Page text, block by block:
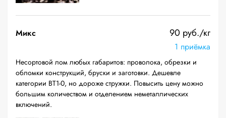
Микс 90 руб./кг
1 приёмка
Несортовой лом любых габаритов: проволока, обрезки и
обломки конструкций, бруски и заготовки. Дешевле
категории ВТ1-0, но дороже стружки. Повысить цену можно
большим количеством и отделением неметаллических
включений.